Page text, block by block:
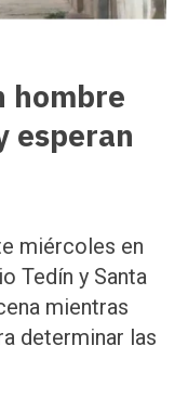
hombre
esperan
miércoles en
Tedín y Santa
mientras
determinar las